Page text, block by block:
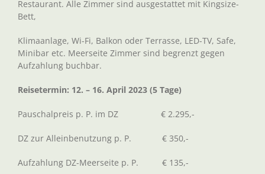
Restaurant. Alle Zimmer sind ausgestattet mit Kingsize-
Bett,
Klimaanlage, Wi-Fi, Balkon oder Terrasse, LED-TV, Safe,
Minibar etc. Meerseite Zimmer sind begrenzt gegen
Aufzahlung buchbar.
Reisetermin: 12. – 16. April 2023 (5 Tage)
Pauschalpreis p. P. im DZ € 2.295,-
DZ zur Alleinbenutzung p. P. € 350,-
Aufzahlung DZ-Meerseite p. P. € 135,-